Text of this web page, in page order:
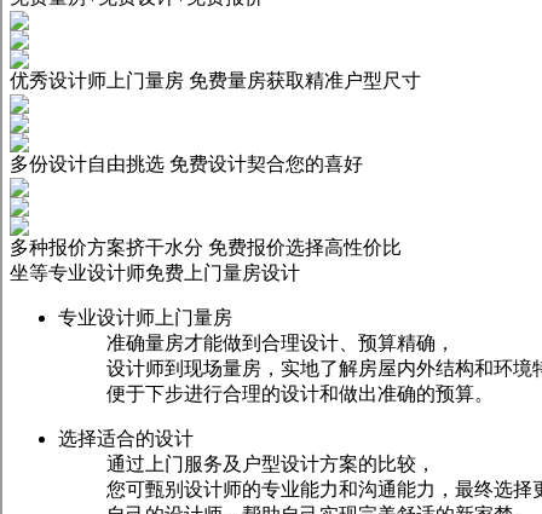
优秀设计师上门量房 免费量房获取精准户型尺寸
多份设计自由挑选 免费设计契合您的喜好
多种报价方案挤干水分 免费报价选择高性价比
坐等专业设计师免费上门量房设计
专业设计师上门量房
准确量房才能做到合理设计、预算精确，
设计师到现场量房，实地了解房屋内外结构和环境
便于下步进行合理的设计和做出准确的预算。
选择适合的设计
通过上门服务及户型设计方案的比较，
您可甄别设计师的专业能力和沟通能力，最终选择